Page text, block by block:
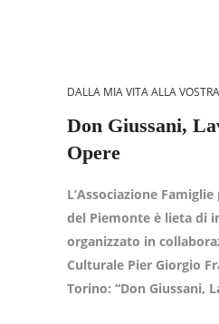
DALLA MIA VITA ALLA VOSTRA
Don Giussani,
Opere
L’Associazione Famiglie
del Piemonte è lieta di
organizzato in
Culturale Pier Giorgio
Torino: “Don Giussani,